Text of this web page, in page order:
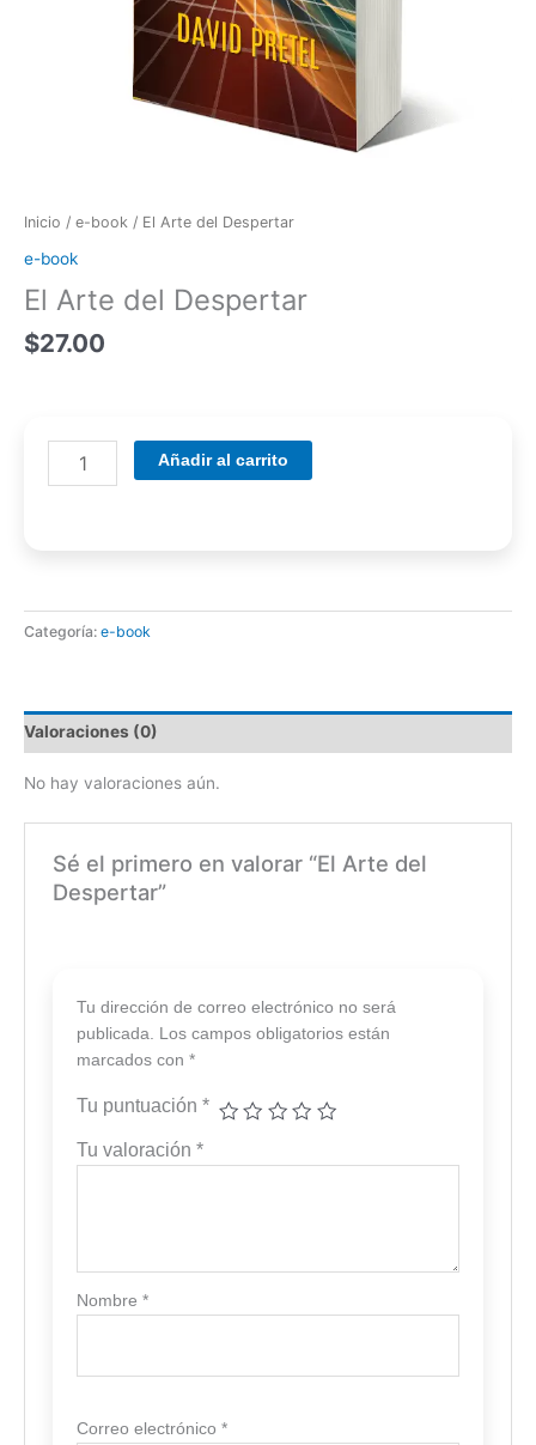
Inicio / e-book / El Arte del Despertar
e-book
El Arte del Despertar
$27.00
Añadir al carrito
Categoría: e-book
Valoraciones (0)
No hay valoraciones aún.
Sé el primero en valorar “El Arte del
Despertar”
Tu dirección de correo electrónico no será
publicada.
Los campos obligatorios están
marcados con *
Tu puntuación *
Tu valoración *
Nombre *
Correo electrónico *